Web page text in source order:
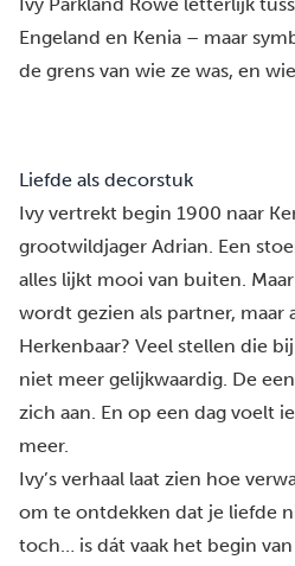
Ivy Parkland Rowe letterlijk
Engeland en Kenia – maar
de grens van wie ze was, en
Liefde als decorstuk
Ivy vertrekt begin 1900 naar
grootwildjager Adrian. Een
alles lijkt mooi van buiten.
wordt gezien als partner, maar
Herkenbaar? Veel stellen die
niet meer gelijkwaardig. De
zich aan. En op een dag voelt
meer.
Ivy’s verhaal laat zien hoe
om te ontdekken dat je liefde
toch… is dát vaak het begin